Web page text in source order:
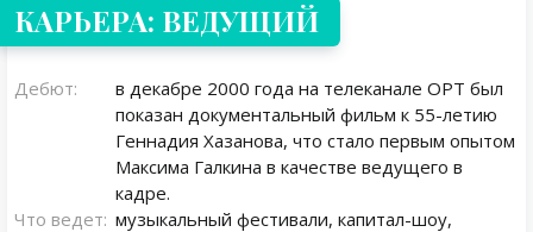
КАРЬЕРА: ВЕДУЩИЙ
Дебют:
в декабре 2000 года на телеканале ОРТ был
показан документальный фильм к 55-летию
Геннадия Хазанова, что стало первым опытом
Максима Галкина в качестве ведущего в
кадре.
Что ведет: музыкальный фестивали, капитал-шоу,